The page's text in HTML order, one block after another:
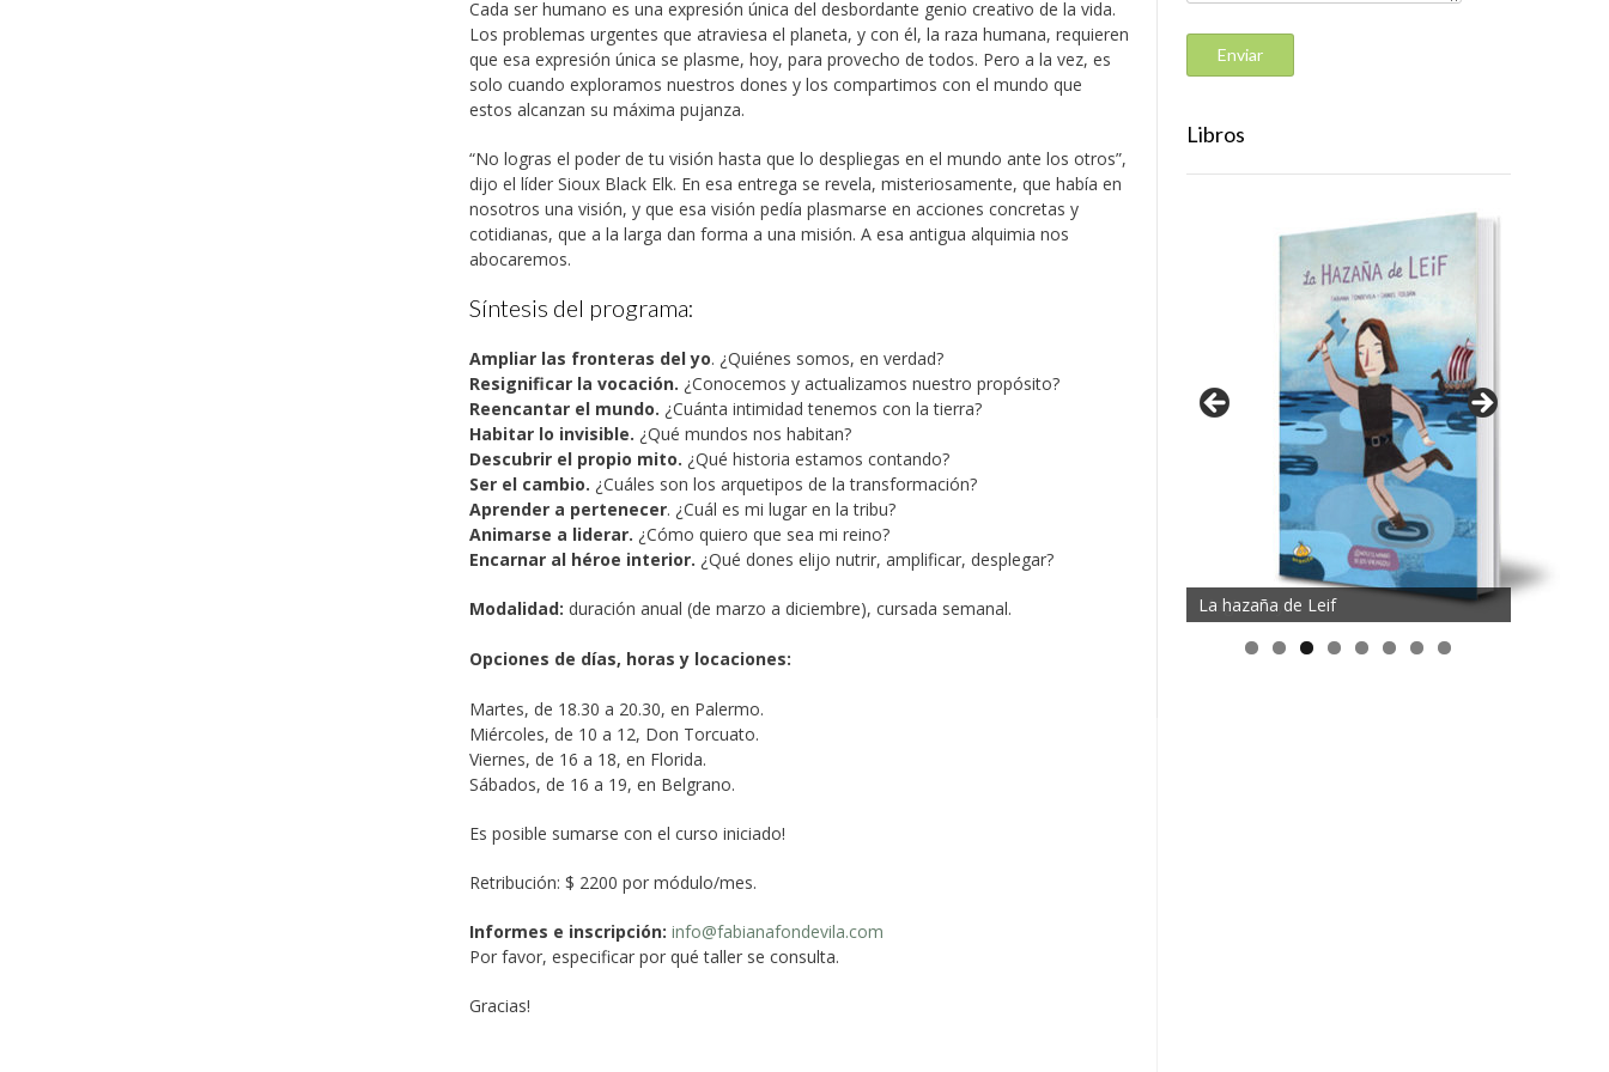
Cada ser humano es una expresión única del desbordante genio creativo de la vida.
Los problemas urgentes que atraviesa el planeta, y con él, la raza humana, requieren
que esa expresión única se plasme, hoy, para provecho de todos. Pero a la vez, es
solo cuando exploramos nuestros dones y los compartimos con el mundo que
estos alcanzan su máxima pujanza.
“No logras el poder de tu visión hasta que lo despliegas en el mundo ante los otros”,
dijo el líder Sioux Black Elk. En esa entrega se revela, misteriosamente, que había en
nosotros una visión, y que esa visión pedía plasmarse en acciones concretas y
cotidianas, que a la larga dan forma a una misión. A esa antigua alquimia nos
abocaremos.
Síntesis del programa:
Ampliar las fronteras del yo. ¿Quiénes somos, en verdad?
Resignificar la vocación. ¿Conocemos y actualizamos nuestro propósito?
Reencantar el mundo. ¿Cuánta intimidad tenemos con la tierra?
Habitar lo invisible. ¿Qué mundos nos habitan?
Descubrir el propio mito. ¿Qué historia estamos contando?
Ser el cambio. ¿Cuáles son los arquetipos de la transformación?
Aprender a pertenecer. ¿Cuál es mi lugar en la tribu?
Animarse a liderar. ¿Cómo quiero que sea mi reino?
Encarnar al héroe interior. ¿Qué dones elijo nutrir, amplificar, desplegar?
Modalidad: duración anual (de marzo a diciembre), cursada semanal.
Opciones de días, horas y locaciones:
Martes, de 18.30 a 20.30, en Palermo.
Miércoles, de 10 a 12, Don Torcuato.
Viernes, de 16 a 18, en Florida.
Sábados, de 16 a 19, en Belgrano.
Es posible sumarse con el curso iniciado!
Retribución: $ 2200 por módulo/mes.
Informes e inscripción: info@fabianafondevila.com
Por favor, especificar por qué taller se consulta.
Gracias!
Libros
Magia mayor